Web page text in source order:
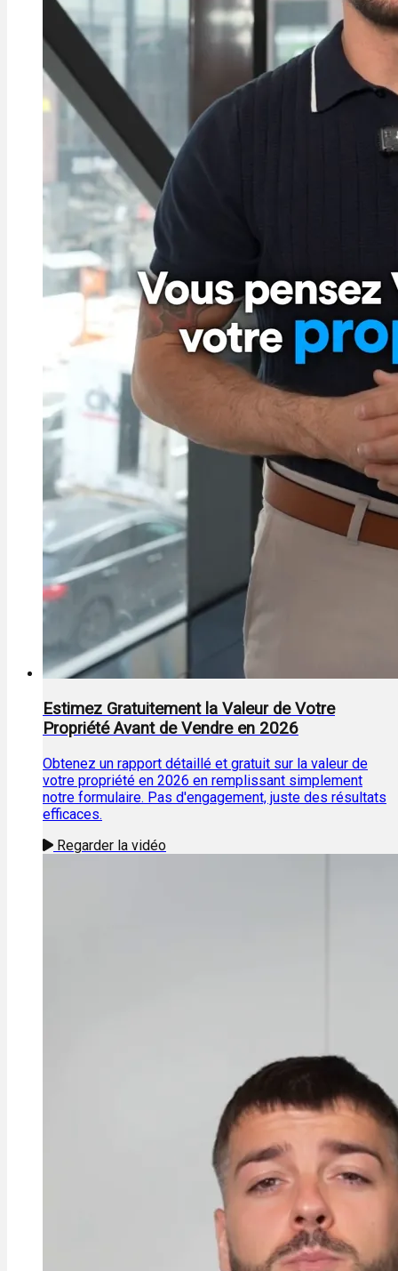
Estimez Gratuitement la Valeur de Votre
Propriété Avant de Vendre en 2026
Obtenez un rapport détaillé et gratuit sur la valeur de
votre propriété en 2026 en remplissant simplement
notre formulaire. Pas d'engagement, juste des résultats
efficaces.
Regarder la vidéo